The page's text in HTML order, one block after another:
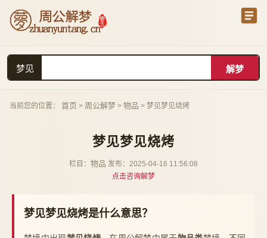
梦见
当前您的位置： 首页 > 周公解梦 > 物品 > 梦见梦见烧烤
梦见梦见烧烤
栏目： 物品 发布：2025-04-16 11:56:08
点击咨询解梦
梦见梦见烧烤是什么意思？